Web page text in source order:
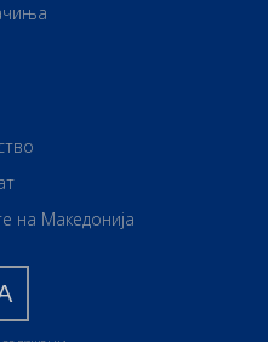
на Македонија